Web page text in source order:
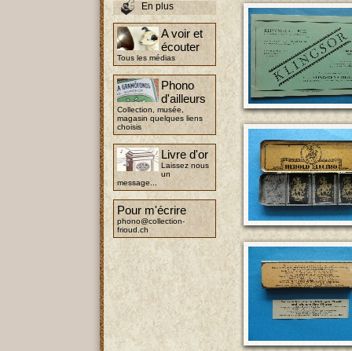
En plus
A voir et
écouter
Tous les médias
Phono
d'ailleurs
Collection, musée,
magasin quelques liens
choisis
Livre d'or
Laissez nous
un
message...
Pour m'écrire
phono@collection-
frioud.ch